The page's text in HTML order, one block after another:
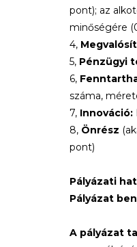
pont); az
minőségére
4,
5, Pénzügyi
6,
száma,
7, Innováció:
8, Önrész
pont)
Pályázati
Pályázat
A pályázat